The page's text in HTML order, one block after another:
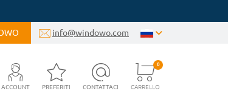
info@windowo.com
ACCOUNT PREFERITI CONTATTACI CARRELLO
0